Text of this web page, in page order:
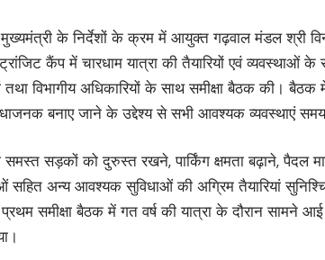
मुख्यमंत्री के निर्देशों के क्रम में आयुक्त गढ़वाल मंडल श्री
कैंप में चारधाम यात्रा की तैयारियों एवं व्यवस्थाओं
तथा विभागीय अधिकारियों के साथ समीक्षा बैठक की।
बनाए जाने के उद्देश्य से सभी आवश्यक व्यवस्थाएं
समस्त सड़कों को दुरुस्त रखने, पार्किंग क्षमता बढ़ाने, पैदल
सहित अन्य आवश्यक सुविधाओं की अग्रिम तैयारियां
समीक्षा बैठक में गत वर्ष की यात्रा के दौरान सामने